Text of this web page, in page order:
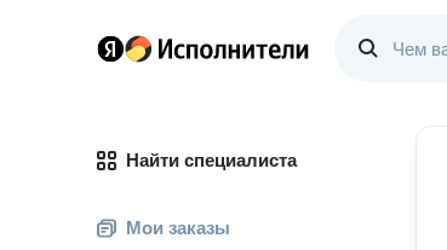
Найти специалиста
Мои заказы